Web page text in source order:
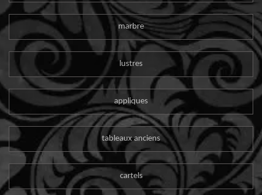
marbre
lustres
appliques
tableaux anciens
cartels